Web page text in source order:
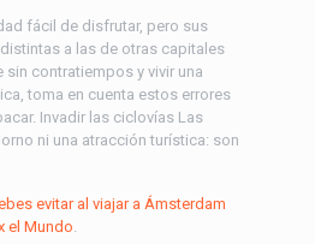
fácil de disfrutar, pero sus
a las de otras capitales
sin contratiempos y vivir una
toma en cuenta estos errores
Invadir las ciclovías Las
ni una atracción turística: son
evitar al viajar a Ámsterdam
el Mundo.